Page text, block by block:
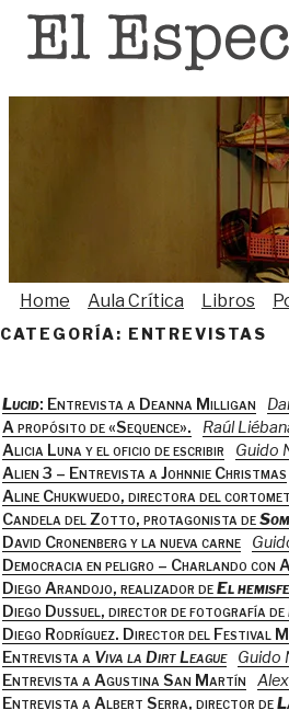
Home Aula Crítica Libros
CATEGORÍA: ENTREVISTAS
Lucid: Entrevista a Deanna Milligan
A propósito de «Sequence».
Raúl
Alicia Luna y el oficio de escribir
Guido
Alien 3 – Entrevista a Johnnie Christmas
Aline Chukwuedo, directora del
Candela del Zotto, protagonista de
David Cronenberg y la nueva carne
Democracia en peligro – Charlando con
Diego Arandojo, realizador deEl
Diego Dussuel, director de fotografía de
Diego Rodríguez. Director del Festival
Entrevista a Viva la Dirt League
Guido
Entrevista a Agustina San Martín
Entrevista a Albert Serra, director de